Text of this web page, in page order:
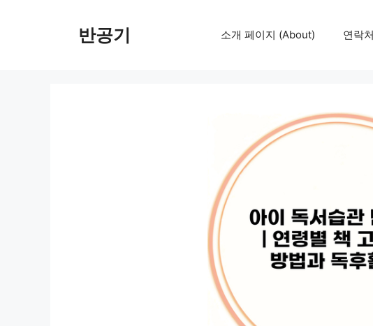
반공기 소개 페이지 (About) 연락